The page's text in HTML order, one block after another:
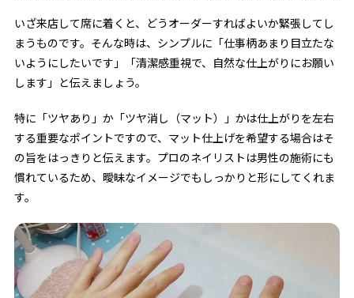
いざ来店して席に着くと、どうオーダーすればよいか緊張してし
まうものです。そんな時は、シンプルに「仕事柄あまり目立たな
いようにしたいです」「清潔感重視で、自然な仕上がりにお願い
します」と伝えましょう。
特に「ツヤあり」か「ツヤ消し（マット）」かは仕上がりを左右
する重要なポイントですので、マット仕上げを希望する場合はそ
の旨をはっきりと伝えます。プロのネイリストは男性の施術にも
慣れているため、曖昧なイメージでもしっかりと形にしてくれま
す。